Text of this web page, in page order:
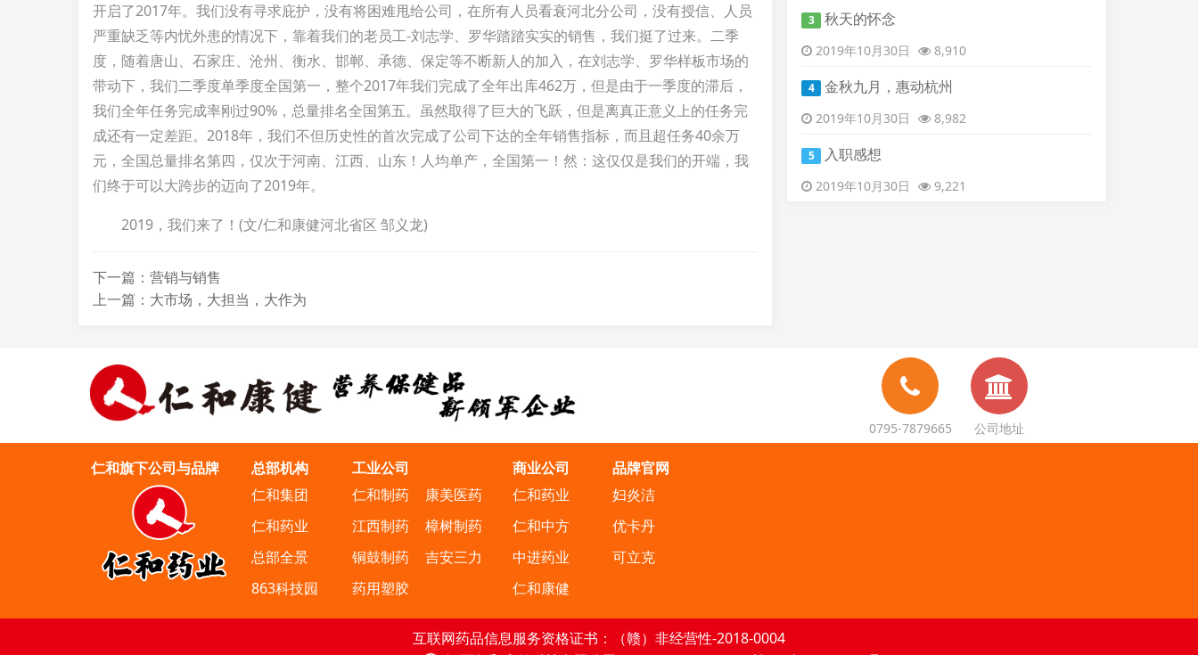
开启了2017年。我们没有寻求庇护，没有将困难甩给公司，在所有人员看衰河北分公司，没有授信、人员
严重缺乏等内忧外患的情况下，靠着我们的老员工-刘志学、罗华踏踏实实的销售，我们挺了过来。二季
度，随着唐山、石家庄、沧州、衡水、邯郸、承德、保定等不断新人的加入，在刘志学、罗华样板市场的
带动下，我们二季度单季度全国第一，整个2017年我们完成了全年出库462万，但是由于一季度的滞后，
我们全年任务完成率刚过90%，总量排名全国第五。虽然取得了巨大的飞跃，但是离真正意义上的任务完
成还有一定差距。2018年，我们不但历史性的首次完成了公司下达的全年销售指标，而且超任务40余万
元，全国总量排名第四，仅次于河南、江西、山东！人均单产，全国第一！然：这仅仅是我们的开端，我
们终于可以大跨步的迈向了2019年。
2019，我们来了！(文/仁和康健河北省区 邹义龙)
下一篇：营销与销售
上一篇：大市场，大担当，大作为
3 秋天的怀念
2019年10月30日 8,910
4 金秋九月，惠动杭州
2019年10月30日 8,982
5 入职感想
2019年10月30日 9,221
0795-7879665 公司地址
仁和旗下公司与品牌
总部机构
仁和集团
仁和药业
总部全景
863科技园
工业公司
仁和制药
康美医药
江西制药
樟树制药
铜鼓制药
吉安三力
药用塑胶
商业公司
仁和药业
仁和中方
中进药业
仁和康健
品牌官网
妇炎洁
优卡丹
可立克
互联网药品信息服务资格证书：（赣）非经营性-2018-0004